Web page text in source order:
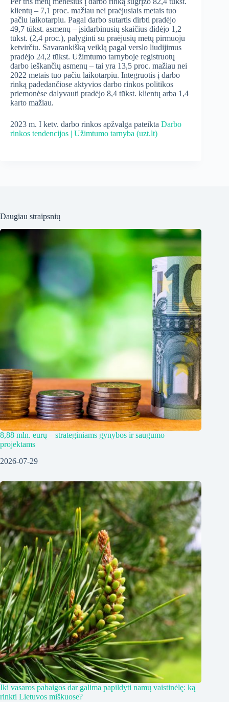
klientų – 7,1 proc. mažiau nei praėjusiais metais tuo
pačiu laikotarpiu. Pagal darbo sutartis dirbti pradėjo
49,7 tūkst. asmenų – įsidarbinusių skaičius didėjo 1,2
tūkst. (2,4 proc.), palyginti su praėjusių metų pirmuoju
ketvirčiu. Savarankišką veiklą pagal verslo liudijimus
pradėjo 24,2 tūkst. Užimtumo tarnyboje registruotų
darbo ieškančių asmenų – tai yra 13,5 proc. mažiau nei
2022 metais tuo pačiu laikotarpiu. Integruotis į darbo
rinką padedančiose aktyvios darbo rinkos politikos
priemonėse dalyvauti pradėjo 8,4 tūkst. klientų arba 1,4
karto mažiau.
2023 m. I ketv. darbo rinkos apžvalga pateikta Darbo
rinkos tendencijos | Užimtumo tarnyba (uzt.lt)
Daugiau straipsnių
8,88 mln. eurų – strateginiams gynybos ir saugumo
projektams
2026-07-29
Iki vasaros pabaigos dar galima papildyti namų vaistinėlę: ką
rinkti Lietuvos miškuose?